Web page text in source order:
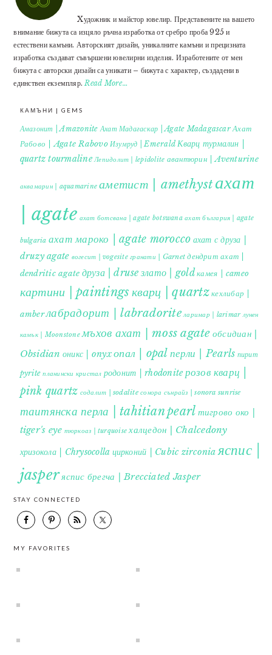
Xудожник и майстор ювелир. Представените на вашето
внимание бижута са изцяло ръчна изработка от сребро проба 925 и
естествени камъни. Авторският дизайн, уникалните камъни и прецизната
изработка създават съвършени ювелирни изделия. Изработените от мен
бижута с авторски дизайн са уникати – бижута с характер, създадени в
единствен екземпляр.Read More…
КАМЪНИ | GEMS
Амазонит | Amazonite Ахат Мадагаскар | Agate Madagascar Ахат
Рабово | Agate Rabovo Изумруд | Emerald Кварц турмалин |
quartz tourmaline Лепидолит | lepidolite авантюрин | Aventurine
аквамарин | aquamarine аметист | amethystахат
| agate ахат ботсвана | agate botswana ахат българия | agate
bulgaria ахат мароко | agate morocco ахат с друза |
druzy agate вогесит | vogesite гранати | Garnet дендрит ахат |
dendritic agate друза | druse злато | gold камея | cameo
картини | paintings кварц | quartzкехлибар |
amberлабрадорит | labradorite ларимар | larimar лунен
камък | Moonstone мъхов ахат | moss agate обсидиан |
Obsidian оникс | onyxопал | opal перли | Pearls пирит |
pyrite планински кристал родонит | rhodonite розов кварц |
pink quartz содалит | sodalite сонора сънрайз | sonora sunrise
таитянска перла | tahitian pearl тигрово око |
tiger's eye тюркоаз | turquoise халцедон | Chalcedony
хризокола | Chrysocolla цирконий | Cubic zirconia яспис |
jasperяспис брегча | Brecciated Jasper
STAY CONNECTED
MY FAVORITES